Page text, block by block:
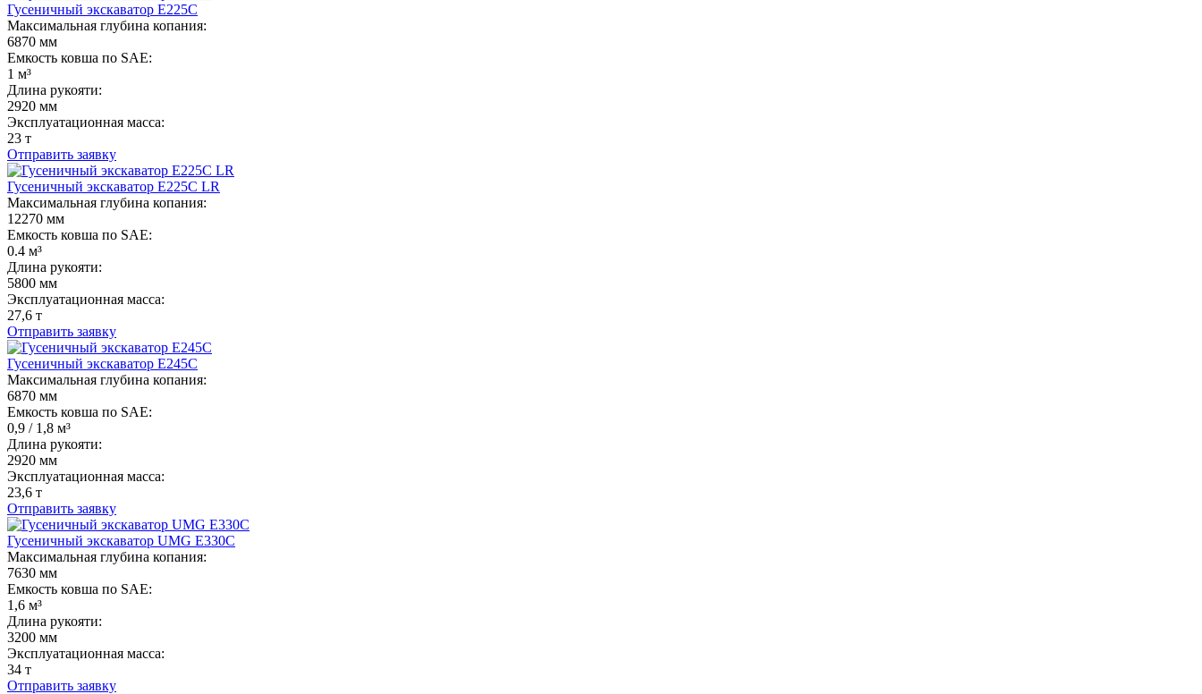
Гусеничный экскаватор E225C
Максимальная глубина копания:
6870 мм
Емкость ковша по SAE:
1 м³
Длина рукояти:
2920 мм
Эксплуатационная масса:
23 т
Отправить заявку
Гусеничный экскаватор E225C LR
Максимальная глубина копания:
12270 мм
Емкость ковша по SAE:
0.4 м³
Длина рукояти:
5800 мм
Эксплуатационная масса:
27,6 т
Отправить заявку
Гусеничный экскаватор E245C
Максимальная глубина копания:
6870 мм
Емкость ковша по SAE:
0,9 / 1,8 м³
Длина рукояти:
2920 мм
Эксплуатационная масса:
23,6 т
Отправить заявку
Гусеничный экскаватор UMG E330C
Максимальная глубина копания:
7630 мм
Емкость ковша по SAE:
1,6 м³
Длина рукояти:
3200 мм
Эксплуатационная масса:
34 т
Отправить заявку